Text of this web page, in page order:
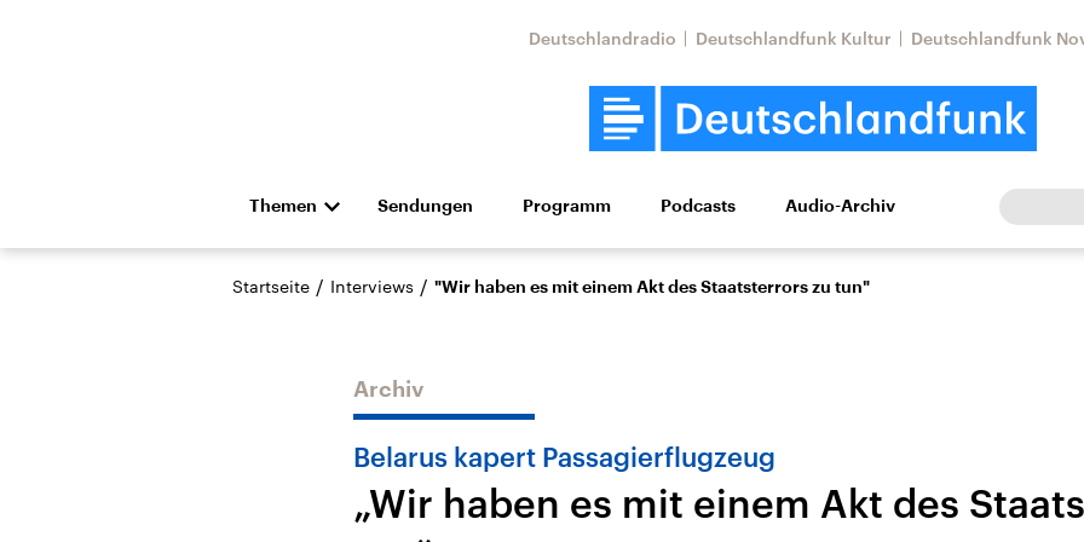
Deutschlandradio Deutschlandfunk Kultur Deutschlandfunk
Themen
Die Nachrichten Politik Wirtschaft Wissen Kultur Europa
Hörspiel und Feature Musik
Landtagswahl Sachsen-
Anhalt 2026
USA
Nahostkonflikt
Iran
Sendungen Programm Podcasts Audio-Archiv
Startseite / Interviews / "Wir haben es mit einem Akt des Staatsterrors zu tun"
Archiv
Belarus kapert Passagierflugzeug
„Wir haben es mit einem Akt des